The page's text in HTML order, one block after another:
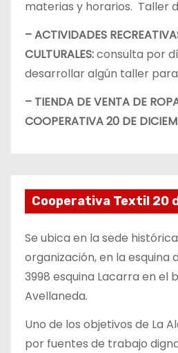
materias y horarios. Taller
– ACTIVIDADES
CULTURALES:consulta por
desarrollar algún taller
– TIENDA DE VENTA DE
COOPERATIVA 20 DE
Cooperativa Textil 20
Se ubica en la sede
organización, en la esquina
3998 esquina Lacarra en el
Avellaneda.
Uno de los objetivos de La
por fuentes de trabajo